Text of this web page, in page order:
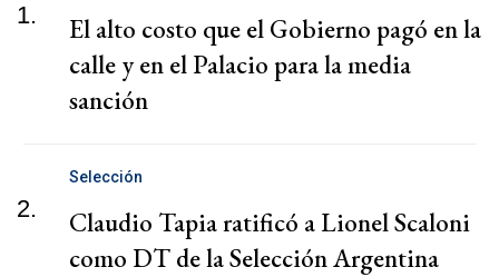
1.
El alto costo que el Gobierno pagó en la
calle y en el Palacio para la media
sanción
2.
Selección
Claudio Tapia ratificó a Lionel Scaloni
como DT de la Selección Argentina